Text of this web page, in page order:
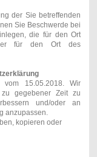
der Sie betreffenden
Sie Beschwerde bei
die für den Ort
für den Ort des
vom 15.05.2018. Wir
zu gegebener Zeit zu
und/oder an
anzupassen.
kopieren oder